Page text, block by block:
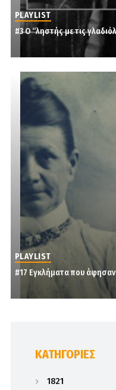
PLAYLIST
#3 Ο “ληστής με τις
PLAYLIST
#17 Εγκλήματα που άφησαν
KΑΤΗΓΟΡΊΕΣ
1821